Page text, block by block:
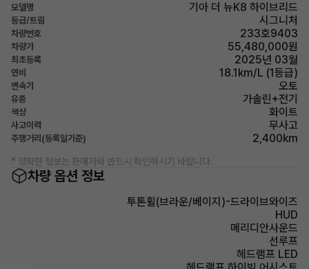
모델명 기아 더 뉴K8 하이브리드
등급/트림 시그니처
차량번호 233호9403
차량가 55,480,000원
최초등록 2025년 03월
연비 18.1km/L (1등급)
변속기 오토
유종 가솔린+전기
색상 화이트
사고이력 무사고
주행거리(등록일기준) 2,400km
* 정확한 정보는 판매자와 반드시 확인하시기 바랍니다.
차량 옵션 정보
투톤휠(브라운/베이지)-드라이브와이즈
HUD
메리디안사운드
선루프
헤드램프 LED